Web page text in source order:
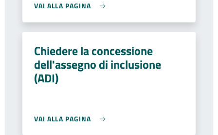
VAI ALLA PAGINA
Chiedere la concessione
dell'assegno di inclusione
(ADI)
VAI ALLA PAGINA